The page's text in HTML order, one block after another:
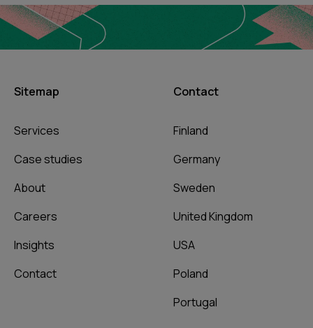
Sitemap
Services
Case studies
About
Careers
Insights
Contact
Contact
Finland
Germany
Sweden
United Kingdom
USA
Poland
Portugal